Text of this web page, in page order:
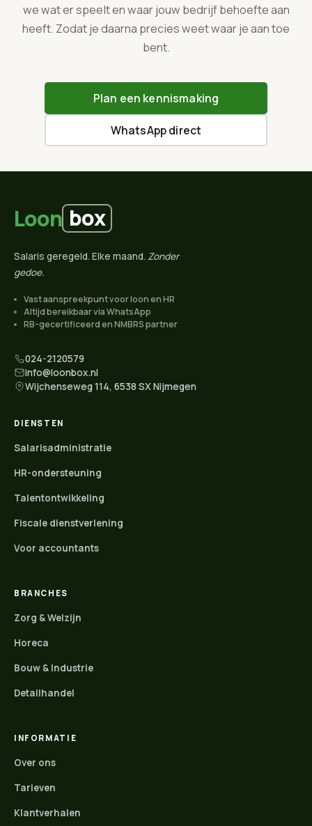
we wat er speelt en waar jouw bedrijf behoefte aan
heeft. Zodat je daarna precies weet waar je aan toe
bent.
Plan een kennismaking
WhatsApp direct
Loon box
Salaris geregeld. Elke maand. Zonder
gedoe.
Vast aanspreekpunt voor loon en HR
Altijd bereikbaar via WhatsApp
RB-gecertificeerd en NMBRS partner
024-2120579
info@loonbox.nl
Wijchenseweg 114, 6538 SX Nijmegen
DIENSTEN
Salarisadministratie
HR-ondersteuning
Talentontwikkeling
Fiscale dienstverlening
Voor accountants
BRANCHES
Zorg & Welzijn
Horeca
Bouw & Industrie
Detailhandel
INFORMATIE
Over ons
Tarieven
Klantverhalen